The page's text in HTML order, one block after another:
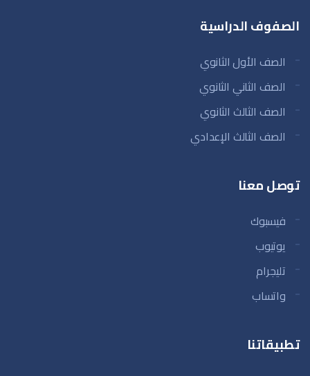
الصفوف الدراسية
الصف الأول الثانوي
الصف الثاني الثانوي
الصف الثالث الثانوي
الصف الثالث الإعدادي
توصل معنا
فيسبوك
يوتيوب
تليجرام
واتساب
تطبيقاتنا